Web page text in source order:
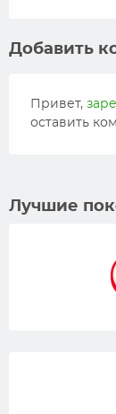
Добавить
Привет,
оставить
Лучшие